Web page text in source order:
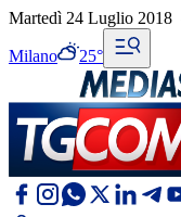
Martedì 24 Luglio 2018
Milano 25°